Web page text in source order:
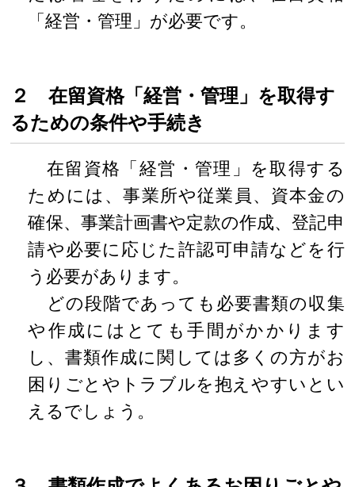
「経営・管理」が必要です。
２ 在留資格「経営・管理」を取得す
るための条件や手続き
在留資格「経営・管理」を取得する
ためには、事業所や従業員、資本金の
確保、事業計画書や定款の作成、登記申
請や必要に応じた許認可申請などを行
う必要があります。
どの段階であっても必要書類の収集
や作成にはとても手間がかかります
し、書類作成に関しては多くの方がお
困りごとやトラブルを抱えやすいとい
えるでしょう。